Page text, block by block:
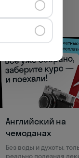
Английский на
чемоданах
Без воды и духоты:
реально полезная